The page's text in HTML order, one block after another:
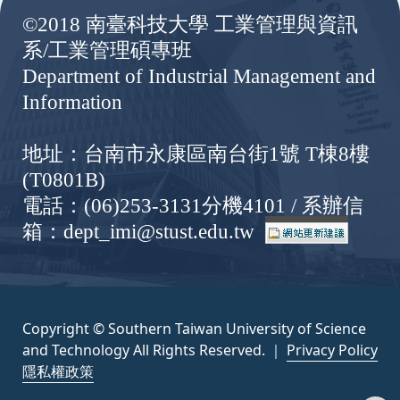
©2018 南臺科技大學 工業管理與資訊
系/工業管理碩專班
Department of Industrial Management and
Information
地址：台南市永康區南台街1號 T棟8樓
(T0801B)
電話：(06)253-3131分機4101 / 系辦信
箱：dept_imi@stust.edu.tw
Copyright © Southern Taiwan University of Science
and Technology All Rights Reserved. ｜ Privacy Policy
隱私權政策